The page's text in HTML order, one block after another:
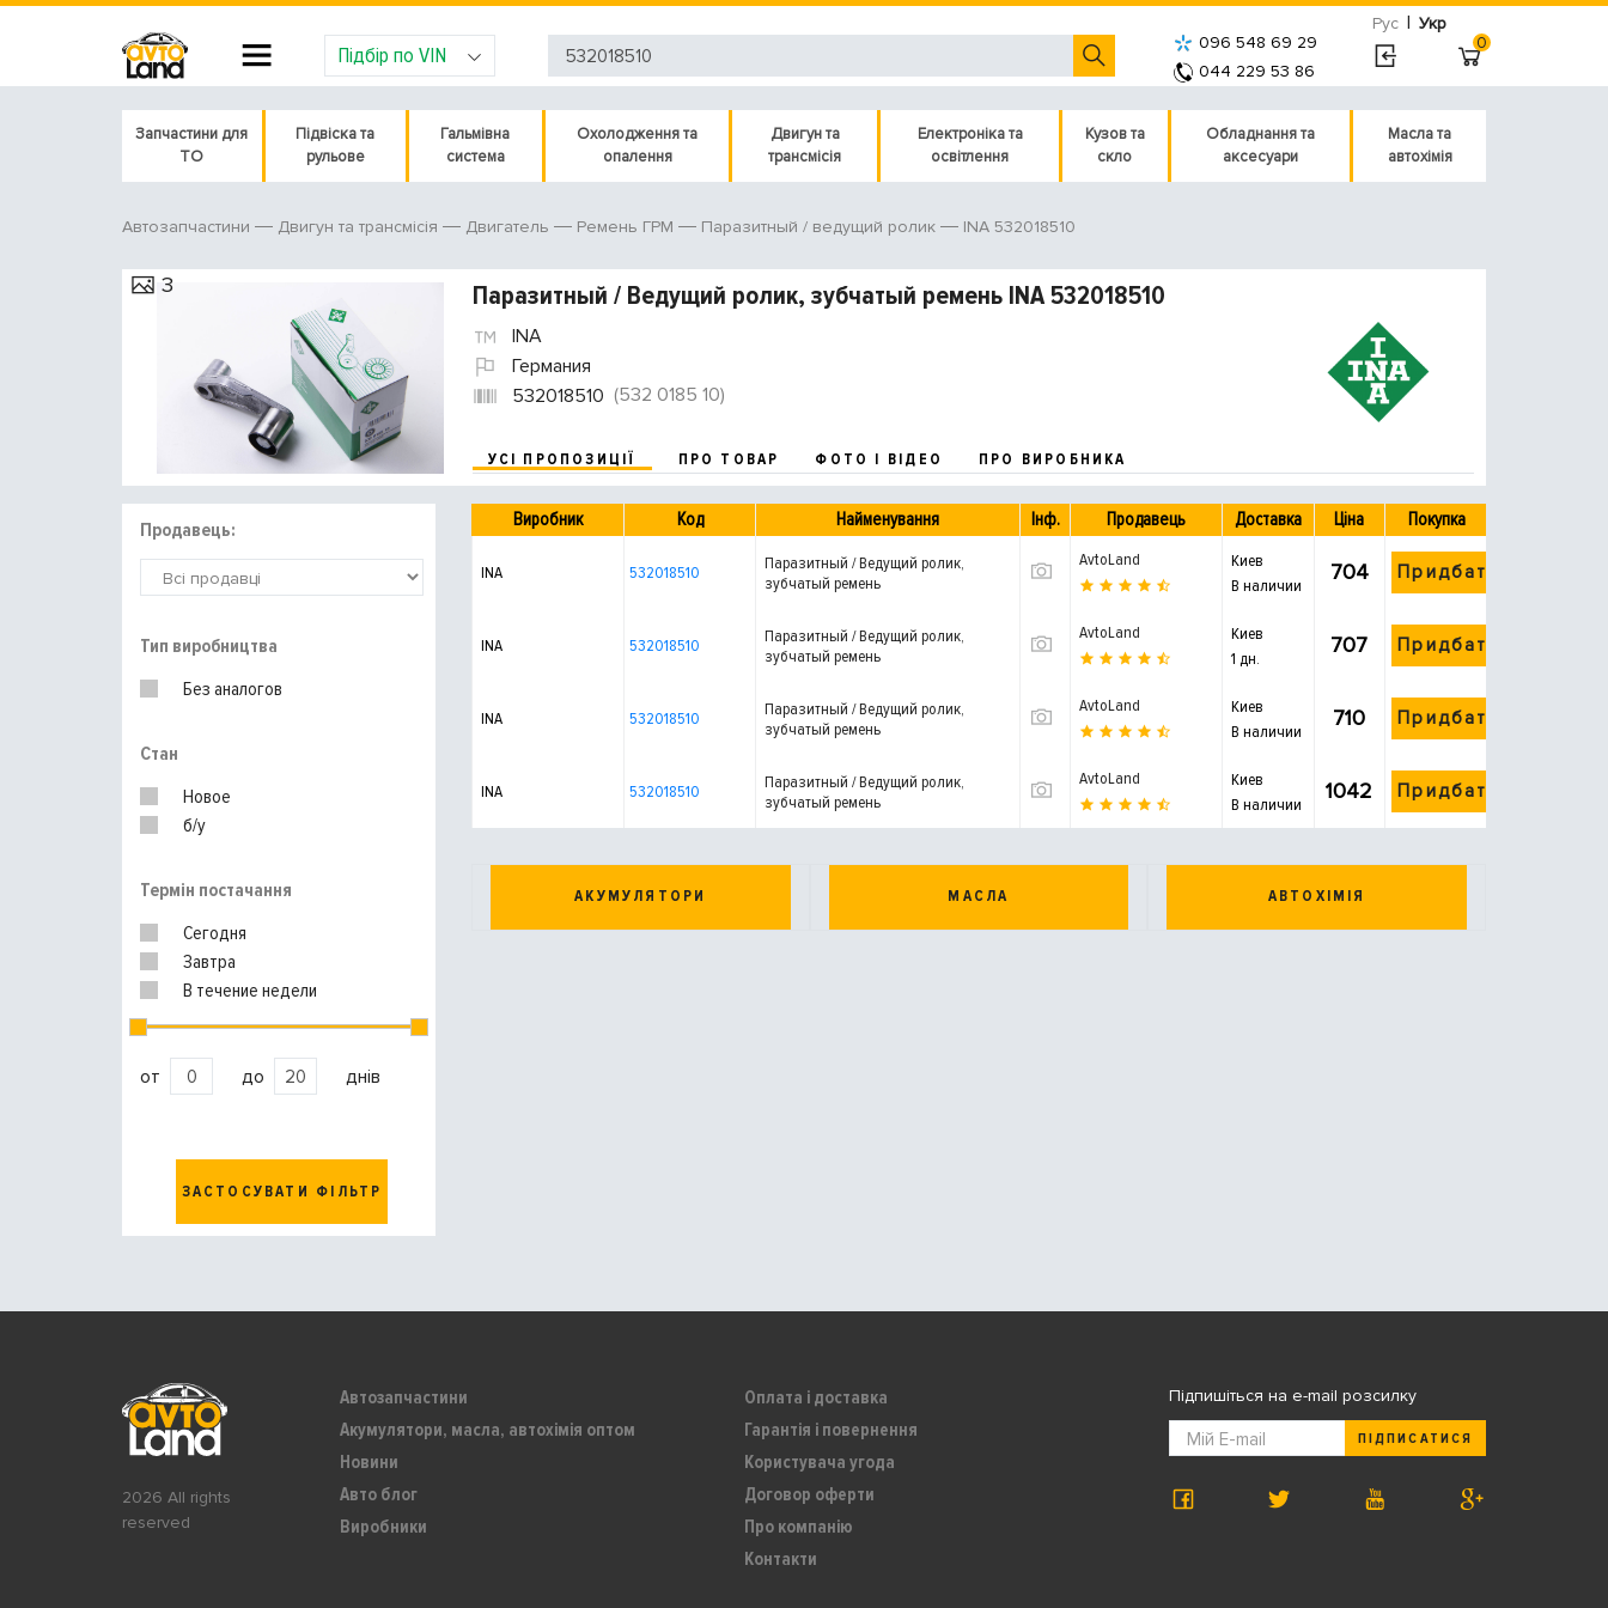
Рус | Укр
Підбір по VIN
096 548 69 29
044 229 53 86
0
Запчастини для
ТО
Підвіска та
рульове
Гальмівна
система
Охолодження та
опалення
Двигун та
трансмісія
Електроніка та
освітлення
Кузов та
скло
Обладнання та
аксесуари
Масла та
автохімія
Автозапчастини Двигун та трансмісія Двигатель Ремень ГРМ Паразитный / ведущий ролик INA 532018510
3 Паразитный / Ведущий ролик, зубчатый ремень INA 532018510
INA
Германия
532018510 (532 0185 10)
УСІ ПРОПОЗИЦІЇ ПРО ТОВАР ФОТО І ВІДЕО ПРО ВИРОБНИКА
Продавець:
Тип виробництва
Без аналогов
Стан
Новое
б/у
Термін постачання
Сегодня
Завтра
В течение недели
от до днів
ЗАСТОСУВАТИ ФІЛЬТР
Виробник Код Найменування Інф. Продавець Доставка Ціна Покупка
INA 532018510
Паразитный / Ведущий ролик,
зубчатый ремень
AvtoLand
Киев
В наличии
704 Придбати
INA 532018510
Паразитный / Ведущий ролик,
зубчатый ремень
AvtoLand
Киев
1 дн.
707 Придбати
INA 532018510
Паразитный / Ведущий ролик,
зубчатый ремень
AvtoLand
Киев
В наличии
710 Придбати
INA 532018510
Паразитный / Ведущий ролик,
зубчатый ремень
AvtoLand
Киев
В наличии
1042 Придбати
АКУМУЛЯТОРИ МАСЛА АВТОХІМІЯ
2026 All rights
reserved
Автозапчастини
Акумулятори, масла, автохімія оптом
Новини
Авто блог
Виробники
Оплата і доставка
Гарантія і повернення
Користувача угода
Договор оферти
Про компанію
Контакти
Підпишіться на e-mail розсилку
ПІДПИСАТИСЯ